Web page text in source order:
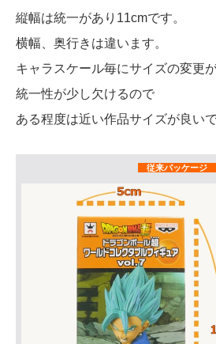
縦幅は統一があり11cmです。
横幅、奥行きは違います。
キャラスケール毎にサイズの変更
統一性が少し欠けるので
ある程度は近い作品サイズが良い
従来パッケージ